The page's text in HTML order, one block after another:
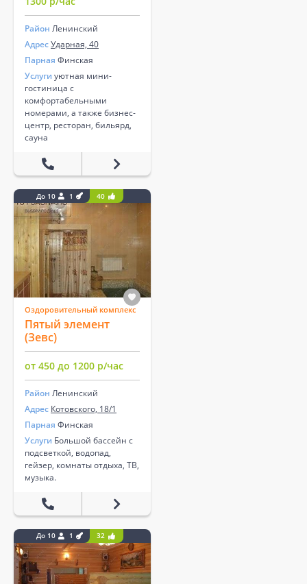
Район Ленинский
АдресУдарная, 40
Парная Финская
Услуги уютная мини-
гостиница с
комфортабельными
номерами, а также бизнес-
центр, ресторан, бильярд,
сауна
До 10 1 40
Оздоровительный комплекс
Пятый элемент
(Зевс)
от 450 до 1200 р/час
Район Ленинский
Адрес Котовского, 18/1
Парная Финская
Услуги Большой бассейн с
подсветкой, водопад,
гейзер, комнаты отдыха, ТВ,
музыка.
До 10 1 32